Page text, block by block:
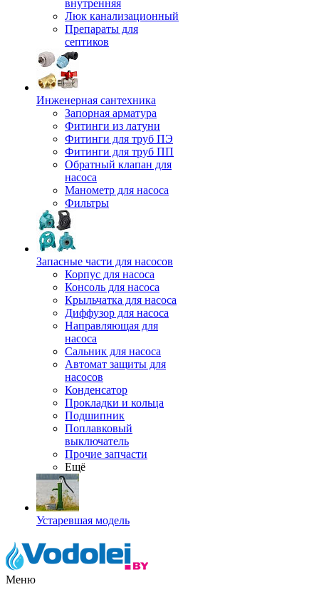
внутренняя
Люк канализационный
Препараты для
септиков
Инженерная сантехника
Запорная арматура
Фитинги из латуни
Фитинги для труб ПЭ
Фитинги для труб ПП
Обратный клапан для
насоса
Манометр для насоса
Фильтры
Запасные части для насосов
Корпус для насоса
Консоль для насоса
Крыльчатка для насоса
Диффузор для насоса
Направляющая для
насоса
Сальник для насоса
Автомат защиты для
насосов
Конденсатор
Прокладки и кольца
Подшипник
Поплавковый
выключатель
Прочие запчасти
Ещё
Устаревшая модель
Меню